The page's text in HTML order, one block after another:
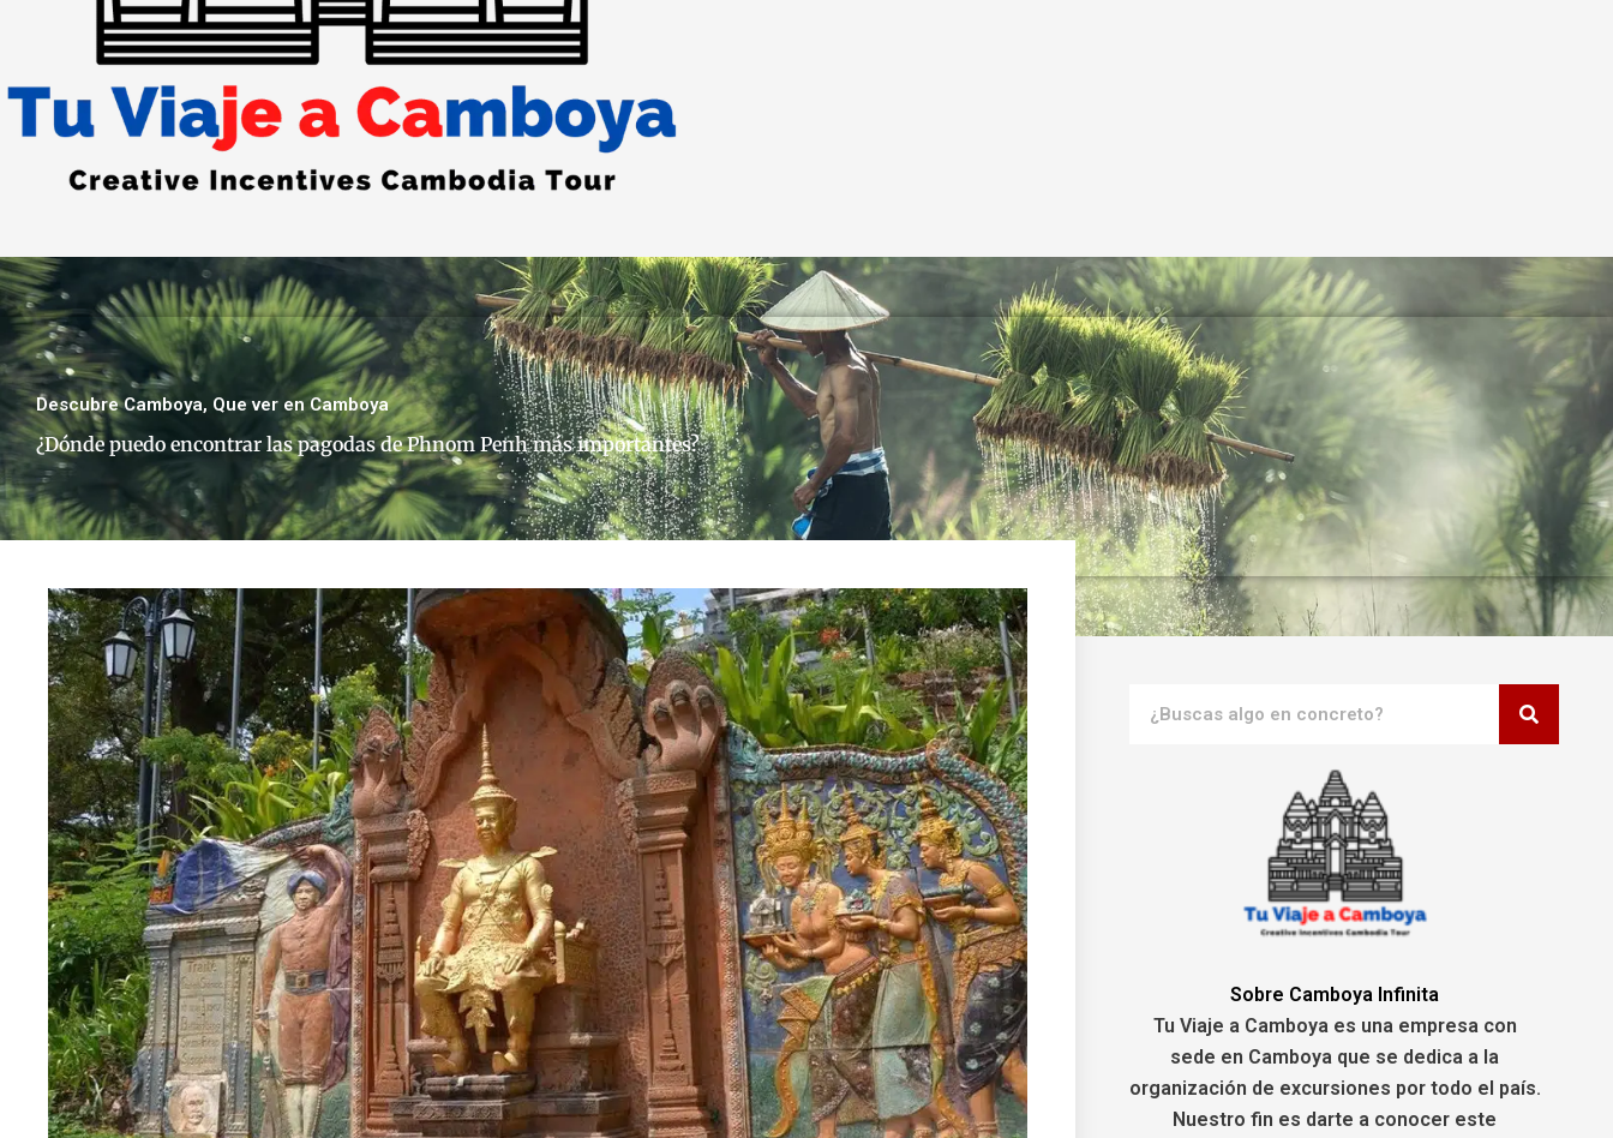
Descubre Camboya, Que ver en Camboya
¿Dónde puedo encontrar las pagodas de Phnom Penh más importantes?
Sobre Camboya Infinita
Tu Viaje a Camboya es una empresa con
sede en Camboya que se dedica a la
organización de excursiones por todo el país.
Nuestro fin es darte a conocer este